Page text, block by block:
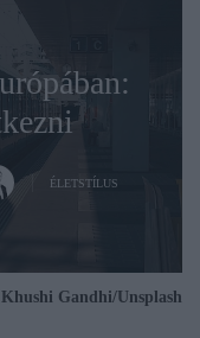
ÉLETSTÍLUS
Khushi Gandhi/Unsplash